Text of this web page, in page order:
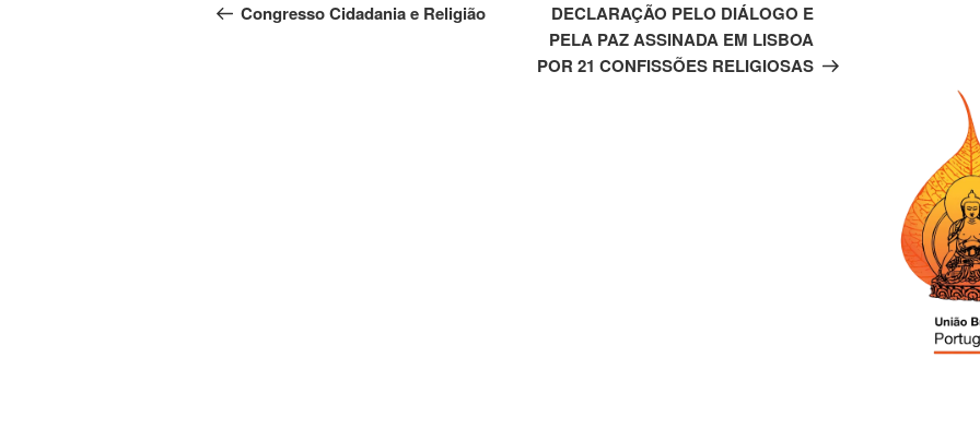
Congresso Cidadania e Religião
DECLARAÇÃO PELO DIÁLOGO E
PELA PAZ ASSINADA EM LISBOA
POR 21 CONFISSÕES RELIGIOSAS